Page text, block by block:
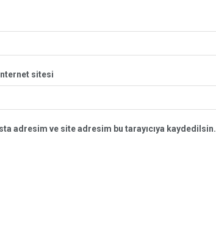
sitesi
adresim ve site adresim bu tarayıcıya kaydedilsin.